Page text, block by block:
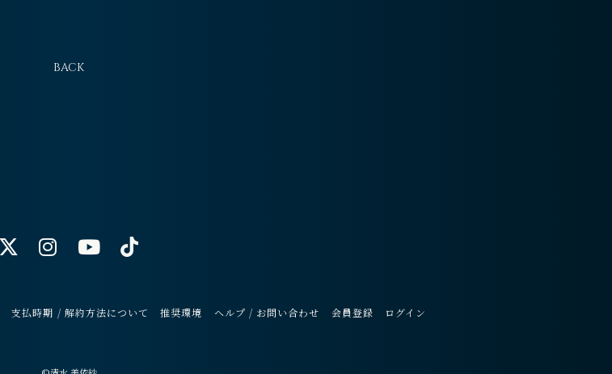
BACK
支払時期 / 解約方法について 推奨環境 ヘルプ / お問い合わせ 会員登録 ログイン